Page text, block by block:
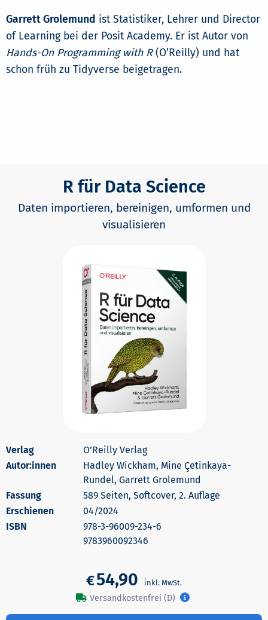
Garrett Grolemund ist Statistiker, Lehrer und Director
of Learning bei der Posit Academy. Er ist Autor von
Hands-On Programming with R(O’Reilly) und hat
schon früh zu Tidyverse beigetragen.
R für Data Science
Daten importieren, bereinigen, umformen und
visualisieren
O’Reilly Verlag
Autor:innen
Hadley Wickham, Mine Çetinkaya-
Rundel, Garrett Grolemund
589 Seiten, Softcover, 2. Auflage
Erschienen
04/2024
978-3-96009-234-6
9783960092346
€54,90
Versandkostenfrei (D)